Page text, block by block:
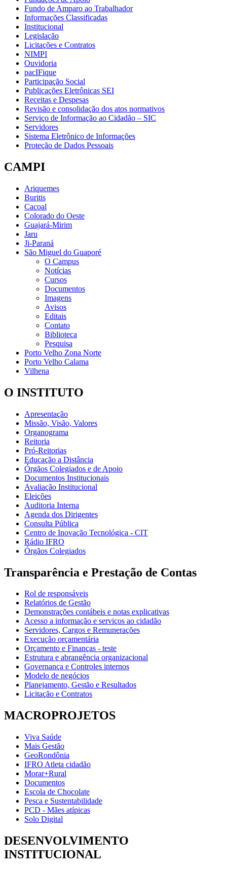
Fundo de Amparo ao Trabalhador
Informações Classificadas
Institucional
Legislação
Licitações e Contratos
NIMPI
Ouvidoria
pacIFique
Participação Social
Publicações Eletrônicas SEI
Receitas e Despesas
Revisão e consolidação dos atos normativos
Serviço de Informação ao Cidadão – SIC
Servidores
Sistema Eletrônico de Informações
Proteção de Dados Pessoais
CAMPI
Ariquemes
Buritis
Cacoal
Colorado do Oeste
Guajará-Mirim
Jaru
Ji-Paraná
São Miguel do Guaporé
O Campus
Notícias
Cursos
Documentos
Imagens
Avisos
Editais
Contato
Biblioteca
Pesquisa
Porto Velho Zona Norte
Porto Velho Calama
Vilhena
O INSTITUTO
Apresentação
Missão, Visão, Valores
Organograma
Reitoria
Pró-Reitorias
Educação a Distância
Órgãos Colegiados e de Apoio
Documentos Institucionais
Avaliação Institucional
Eleições
Auditoria Interna
Agenda dos Dirigentes
Consulta Pública
Centro de Inovação Tecnológica - CIT
Rádio IFRO
Órgãos Colegiados
Transparência e Prestação de Contas
Rol de responsáveis
Relatórios de Gestão
Demonstrações contábeis e notas explicativas
Acesso a informação e serviços ao cidadão
Servidores, Cargos e Remunerações
Execução orçamentária
Orçamento e Finanças - teste
Estrutura e abrangência organizacional
Governança e Controles internos
Modelo de negócios
Planejamento, Gestão e Resultados
Licitação e Contratos
MACROPROJETOS
Viva Saúde
Mais Gestão
GeoRondônia
IFRO Atleta cidadão
Morar+Rural
Documentos
Escola de Chocolate
Pesca e Sustentabilidade
PCD - Mães atípicas
Solo Digital
DESENVOLVIMENTO
INSTITUCIONAL